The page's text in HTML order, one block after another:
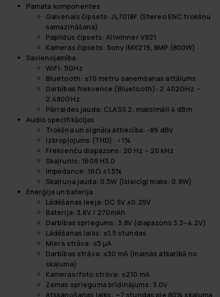
Pamata komponentes
Galvenais čipsets: JL7018F (Stereo ENC trokšņu
samazināšana)
Papildus čipsets: Allwinner V821
Kameras čipsets: Sony IMX219, 8MP (800W)
Savienojamība
WiFi: 5GHz
Bluetooth: ≥10 metru saņemšanas attālums
Darbības frekvence (Bluetooth): 2.402GHz –
2.480GHz
Pārraides jauda: CLASS 2, maksimāli 4 dBm
Audio specifikācijas
Trokšņa un signāla attiecība: -89 dBV
Izkropļojums (THD): <1%
Frekvenču diapazons: 20 Hz – 20 kHz
Skaļrunis: 1609 H3.0
Impedance: 16Ω ±1.5%
Skaļruņa jauda: 0.5W (īslaicīgi maks: 0.8W)
Enerģija un baterija
Lādēšanas ieeja: DC 5V ±0.25V
Baterija: 3.8V / 270mAh
Darbības spriegums: 3.8V (diapazons 3.3–4.2V)
Lādēšanas laiks: ≤1.5 stundas
Miera strāva: ≤5 µA
Darbības strāva: ≤30 mA (mainās atkarībā no
skaļuma)
Kameras/foto strāva: ≤210 mA
Zemas sprieguma brīdinājums: 3.0V
Atskaņošanas laiks: ~7 stundas pie 80% skaļuma